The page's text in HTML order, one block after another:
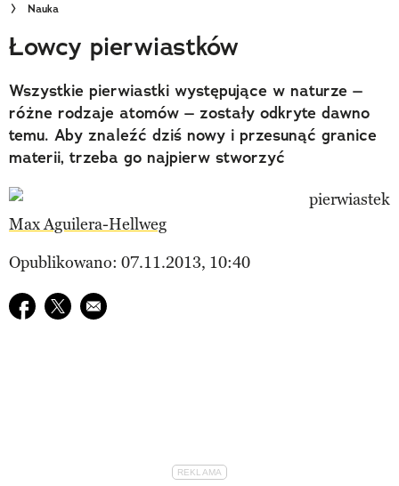
Wielki Konkurs Fotograficzny
Trendbook Podróżniczy
Polecane
Nauka
Łowcy pierwiastków
Wszystkie pierwiastki występujące w naturze –
różne rodzaje atomów – zostały odkryte dawno
temu. Aby znaleźć dziś nowy i przesunąć granice
materii, trzeba go najpierw stworzyć
Max Aguilera-Hellweg
Opublikowano: 07.11.2013, 10:40
Udostępnij na facebook
Udostępnij na twitter
E-mail do przyjaciela